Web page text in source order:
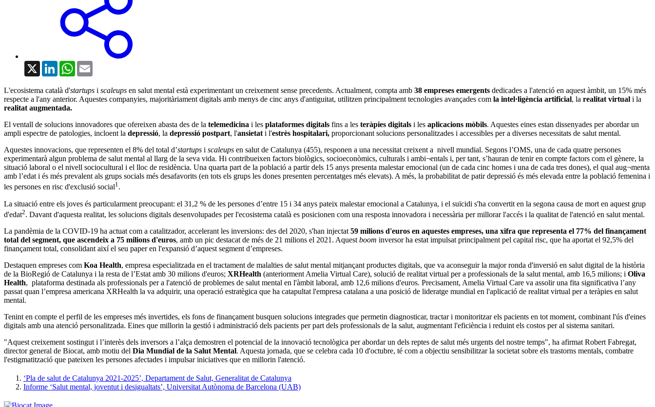
X LinkedInWhatsApp
L'ecosistema català d'startups i scaleups en salut mental està experimentant un creixement sense precedents. Actualment, compta amb 38 empreses emergents dedicades a l'atenció en aquest àmbit, un 15% més
respecte a l'any anterior. Aquestes companyies, majoritàriament digitals amb menys de cinc anys d'antiguitat, utilitzen principalment tecnologies avançades com la intel·ligència artificial, la realitat virtual i la
realitat augmentada.
El ventall de solucions innovadores que ofereixen abasta des de la telemedicina i les plataformes digitals fins a les teràpies digitals i les aplicacions mòbils. Aquestes eines estan dissenyades per abordar un
ampli espectre de patologies, incloent la depressió, la depressió postpart, l'ansietat i l'estrès hospitalari, proporcionant solucions personalitzades i accessibles per a diverses necessitats de salut mental.
Aquestes innovacions, que representen el 8% del total d’startups i scaleups en salut de Catalunya (455), responen a una necessitat creixent a nivell mundial. Segons l’OMS, una de cada quatre persones
experimentarà algun problema de salut mental al llarg de la seva vida. Hi contribueixen factors biològics, socioeconòmics, culturals i ambi¬entals i, per tant, s’hauran de tenir en compte factors com el gènere, la
situació laboral o el nivell sociocultural i el lloc de residència. Una quarta part de la població a partir dels 15 anys presenta malestar emocional (un de cada cinc homes i una de cada tres dones), el qual aug¬menta
amb l’edat i és més prevalent als grups socials més desafavorits (en tots els grups les dones presenten percentatges més elevats). A més, la probabilitat de patir depressió és més elevada entre la població femenina i
les persones en risc d'exclusió social1.
La situació entre els joves és particularment preocupant: el 31,2 % de les persones d’entre 15 i 34 anys pateix malestar emocional a Catalunya, i el suïcidi s'ha convertit en la segona causa de mort en aquest grup
d'edat2. Davant d'aquesta realitat, les solucions digitals desenvolupades per l'ecosistema català es posicionen com una resposta innovadora i necessària per millorar l'accés i la qualitat de l'atenció en salut mental.
La pandèmia de la COVID-19 ha actuat com a catalitzador, accelerant les inversions: des del 2020, s'han injectat 59 milions d'euros en aquestes empreses, una xifra que representa el 77% del finançament
total del segment, que ascendeix a 75 milions d'euros, amb un pic destacat de més de 21 milions el 2021. Aquest boom inversor ha estat impulsat principalment pel capital risc, que ha aportat el 92,5% del
finançament total, consolidant així el seu paper en l'expansió d’aquest segment d’empreses.
Destaquen empreses com Koa Health, empresa especialitzada en el tractament de malalties de salut mental mitjançant productes digitals, que va aconseguir la major ronda d'inversió en salut digital de la història
de la BioRegió de Catalunya i la resta de l’Estat amb 30 milions d'euros; XRHealth (anteriorment Amelia Virtual Care), solució de realitat virtual per a professionals de la salut mental, amb 16,5 milions; i Oliva
Health, plataforma destinada als professionals per a l'atenció de problemes de salut mental en l'àmbit laboral, amb 12,6 milions d'euros. Precisament, Amelia Virtual Care va assolir una fita significativa l’any
passat quan l’empresa americana XRHealth la va adquirir, una operació estratègica que ha catapultat l'empresa catalana a una posició de lideratge mundial en l'aplicació de realitat virtual per a teràpies en salut
mental.
Tenint en compte el perfil de les empreses més invertides, els fons de finançament busquen solucions integrades que permetin diagnosticar, tractar i monitoritzar els pacients en tot moment, combinant l'ús d'eines
digitals amb una atenció personalitzada. Eines que millorin la gestió i administració dels pacients per part dels professionals de la salut, augmentant l'eficiència i reduint els costos per al sistema sanitari.
"Aquest creixement sostingut i l’interès dels inversors a l’alça demostren el potencial de la innovació tecnològica per abordar un dels reptes de salut més urgents del nostre temps", ha afirmat Robert Fabregat,
director general de Biocat, amb motiu del Dia Mundial de la Salut Mental. Aquesta jornada, que se celebra cada 10 d'octubre, té com a objectiu sensibilitzar la societat sobre els trastorns mentals, combatre
l'estigmatització que pateixen les persones afectades i impulsar iniciatives que en millorin l'atenció.
‘Pla de salut de Catalunya 2021-2025’, Departament de Salut, Generalitat de Catalunya
Informe ‘Salut mental, joventut i desigualtats’, Universitat Autònoma de Barcelona (UAB)